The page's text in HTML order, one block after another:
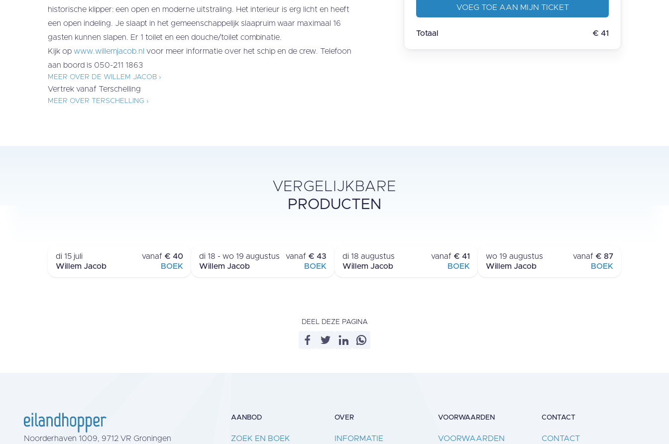
historische klipper: een open en moderne uitstraling. Het interieur is erg licht en heeft
een open indeling. Je slaapt in het gemeenschappelijk slaapruim waar maximaal 16
gasten kunnen slapen. Er 1 toilet en een douche/toilet combinatie.
Kijk op www.willemjacob.nl voor meer informatie over het schip en de crew. Telefoon
aan boord is 050-211 1863
MEER OVER DE WILLEM JACOB ›
Vertrek vanaf Terschelling
MEER OVER TERSCHELLING ›
VOEG TOE AAN MIJN TICKET
Totaal € 41
VERGELIJKBARE
PRODUCTEN
di 15 juli vanaf € 40
Willem Jacob
BOEK
di 18 - wo 19 augustus vanaf € 43
Willem Jacob
BOEK
di 18 augustus vanaf € 41
Willem Jacob
BOEK
wo 19 augustus vanaf € 87
Willem Jacob
BOEK
DEEL DEZE PAGINA
Noorderhaven 1009, 9712 VR Groningen
AANBOD
ZOEK EN BOEK
OVER
INFORMATIE
VOORWAARDEN
VOORWAARDEN
CONTACT
CONTACT